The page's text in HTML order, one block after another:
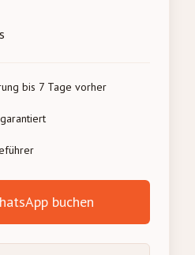
bis 7 Tage vorher
buchen